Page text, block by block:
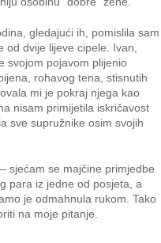
gledajući ih, pomislila sam
dvije lijeve cipele. Ivan,
svojom pojavom plijenio
rohavog tena, stisnutih
mi je pokraj njega kao
nisam primijetila iskričavost
sve supružnike osim svojih
sjećam se majčine primjedbe
para iz jedne od posjeta, a
je odmahnula rukom. Tako
na moje pitanje.